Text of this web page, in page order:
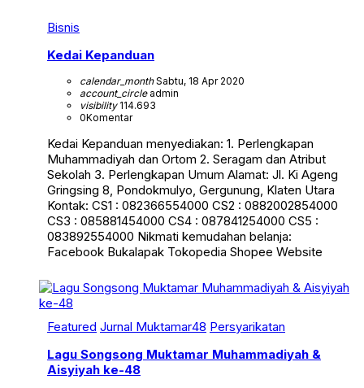
Bisnis
Kedai Kepanduan
calendar_monthSabtu, 18 Apr 2020
account_circleadmin
visibility114.693
0Komentar
Kedai Kepanduan menyediakan: 1. Perlengkapan
Muhammadiyah dan Ortom 2. Seragam dan Atribut
Sekolah 3. Perlengkapan Umum Alamat: Jl. Ki Ageng
Gringsing 8, Pondokmulyo, Gergunung, Klaten Utara
Kontak: CS1 : 082366554000 CS2 : 0882002854000
CS3 : 085881454000 CS4 : 087841254000 CS5 :
083892554000 Nikmati kemudahan belanja:
Facebook Bukalapak Tokopedia Shopee Website
Featured Jurnal Muktamar48 Persyarikatan
Lagu Songsong Muktamar Muhammadiyah &
Aisyiyah ke-48